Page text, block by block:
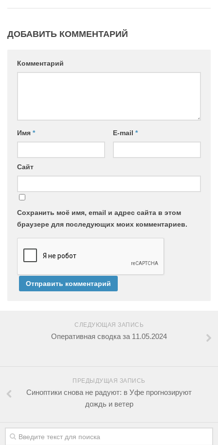
ДОБАВИТЬ КОММЕНТАРИЙ
Комментарий
Имя * E-mail *
Сайт
Сохранить моё имя, email и адрес сайта в этом
браузере для последующих моих комментариев.
СЛЕДУЮЩАЯ ЗАПИСЬ
Оперативная сводка за 11.05.2024
ПРЕДЫДУЩАЯ ЗАПИСЬ
Синоптики снова не радуют: в Уфе прогнозируют
дождь и ветер